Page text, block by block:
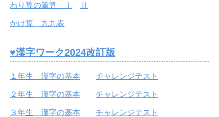
わり算の筆算 Ⅰ Ⅱ
かけ算 九九表
♥漢字ワーク2024改訂版
１年生 漢字の基本 チャレンジテスト
２年生 漢字の基本 チャレンジテスト
３年生 漢字の基本 チャレンジテスト